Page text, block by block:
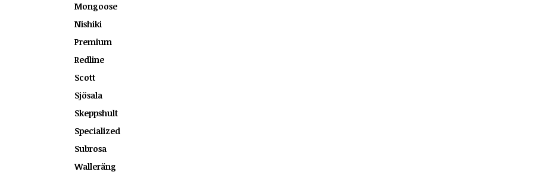
Mongoose
Nishiki
Premium
Redline
Scott
Sjösala
Skeppshult
Specialized
Subrosa
Walleräng